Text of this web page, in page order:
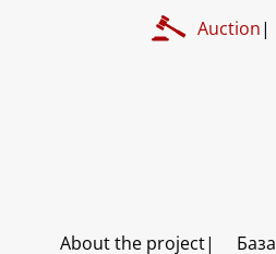
Auction
About the project База